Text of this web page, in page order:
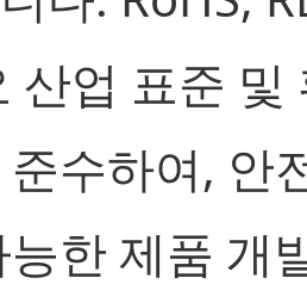
산업 표준 및
수하여, 안
한 제품 개